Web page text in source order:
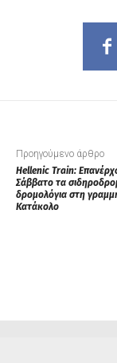
Προηγούμενο άρθρο
Hellenic Train:
Σάββατο τα
δρομολόγια στη
Κατάκολο